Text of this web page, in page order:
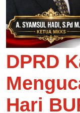
DPRD
Hari